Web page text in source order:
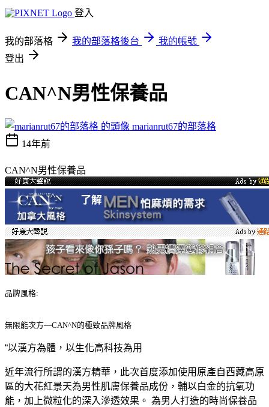
登入
我的部落格 我的部落格後台
我的帳號
登出
CAN^N男性保養品
marianrut67的部落格
14年前
CAN^N男性保養品
品牌風格:
無限能次方—CAN^N的極致品牌風格
“以漢方為體，以生化高科技為用
近年流行所謂的漢方精華，此次首度添加使用原產自西藏高原
區的大花紅景天為男性肌膚保養品成份，輔以白金的抗氧功
能，加上微粒化的深入滲透效果。 為男人打造的時尚保養品